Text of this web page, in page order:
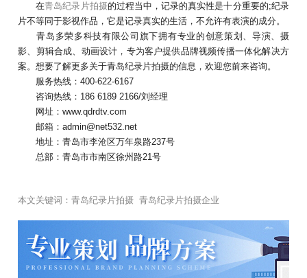
在青岛纪录片拍摄的过程当中，记录的真实性是十分重要的;纪录
片不等同于影视作品，它是记录真实的生活，不允许有表演的成分。
青岛多荣多科技有限公司旗下拥有专业的创意策划、导演、摄
影、剪辑合成、动画设计，专为客户提供品牌视频传播一体化解决方
案。想要了解更多关于青岛纪录片拍摄的信息，欢迎您前来咨询。
服务热线：400-622-6167
咨询热线：186 6189 2166/刘经理
网址：www.qdrdtv.com
邮箱：admin@net532.net
地址：青岛市李沧区万年泉路237号
总部：青岛市市南区徐州路21号
本文关键词：青岛纪录片拍摄 青岛纪录片拍摄企业